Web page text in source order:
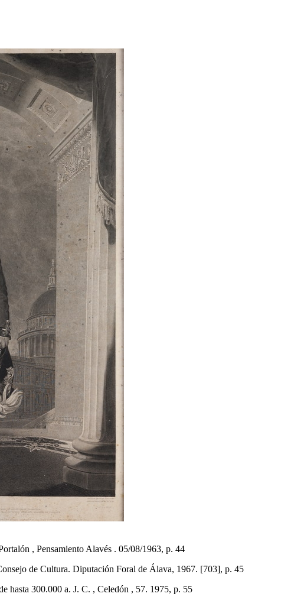
, Pensamiento Alavés . 05/08/1963, p. 44
de Cultura. Diputación Foral de Álava, 1967. [703], p. 45
hasta 300.000 a. J. C. , Celedón , 57. 1975, p. 55